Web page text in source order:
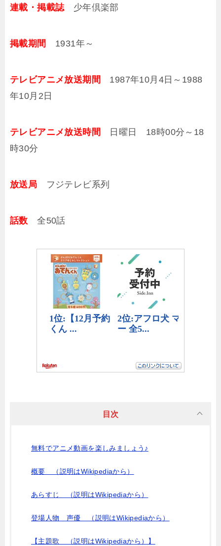
連載・掲載誌少年倶楽部
掲載期間 1931年～
テレビアニメ放送期間 1987年10月4日～1988
年10月2日
テレビアニメ放送時間 日曜日 18時00分～18
時30分
放送局 フジテレビ系列
話数 全50話
目次
無料でアニメ動画を楽しみましょう♪
概要 （説明はWikipediaから）
あらすじ （説明はWikipediaから）
登場人物 声優 （説明はWikipediaから）
【主題歌 （説明はWikipediaから）】